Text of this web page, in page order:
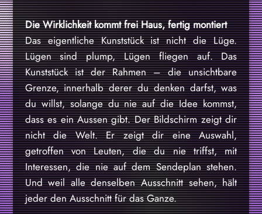
Die Wirklichkeit kommt frei Haus, fertig montiert
Das eigentliche Kunststück ist nicht die Lüge.
Lügen sind plump, Lügen fliegen auf. Das
Kunststück ist der Rahmen – die unsichtbare
Grenze, innerhalb derer du denken darfst, was
du willst, solange du nie auf die Idee kommst,
dass es ein Aussen gibt. Der Bildschirm zeigt dir
nicht die Welt. Er zeigt dir eine Auswahl,
getroffen von Leuten, die du nie triffst, mit
Interessen, die nie auf dem Sendeplan stehen.
Und weil alle denselben Ausschnitt sehen, hält
jeder den Ausschnitt für das Ganze.